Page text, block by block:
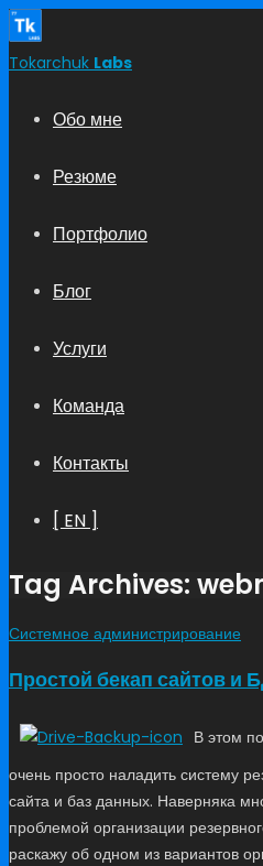
Tokarchuk Labs
Обо мне
Резюме
Портфолио
Блог
Услуги
Команда
Контакты
[ EN ]
Tag Archives:
Системное администрирование
Простой бекап сайтов и
В этом
очень просто наладить систему
сайта и баз данных. Наверняка
проблемой организации
раскажу об одном из вариантов